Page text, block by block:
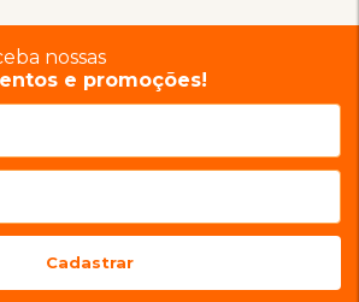
nossas
e promoções!